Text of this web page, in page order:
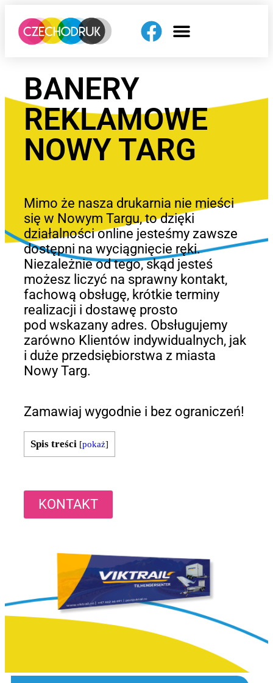
BANERY
REKLAMOWE
NOWY TARG
Mimo że nasza drukarnia nie mieści
się w Nowym Targu, to dzięki
działalności online jesteśmy zawsze
dostępni na wyciągnięcie ręki.
Niezależnie od tego, skąd jesteś
możesz liczyć na sprawny kontakt,
fachową obsługę, krótkie terminy
realizacji i dostawę prosto
pod wskazany adres. Obsługujemy
zarówno Klientów indywidualnych, jak
i duże przedsiębiorstwa z miasta
Nowy Targ.
Zamawiaj wygodnie i bez ograniczeń!
Spis treści [pokaż]
KONTAKT